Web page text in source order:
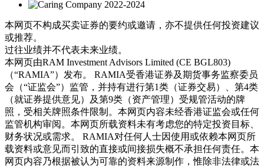
本网页不构成买卖证券的要约或邀请，亦不提供任何投资建议
或推荐。
过往业绩并不代表未来业绩。
本网页由RAM Investment Advisors Limited (CE BGL803)
（“RAMIA”）发布。 RAMIA受香港证券及期货事务监察委员
会（“证监会”）监管，并持有进行第1类（证券交易）、第4类
（就证券提供意见）及第9类（资产管理）受规管活动的牌
照，受相关牌照条件限制。本网页内容未经香港证监会或任何
监管机构审阅。本网页所载资料未有考虑您的特定投资目标、
财务状况或需求。 RAMIA对任何人士因使用或依赖本网页所
载资料或意见而引致的直接或间接损失概不承担任何责任。本
网页内容乃根据被认为可靠的资料来源制作，惟除非法律或法